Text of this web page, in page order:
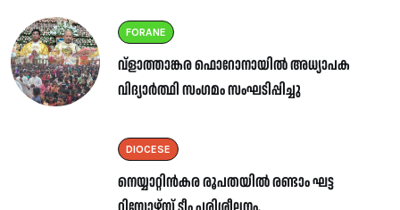
FORANE
വ്ളാത്താങ്കര ഫൊറോനായിൽ അധ്യാപക
വിദ്യാർത്ഥി സംഗമം സംഘടിപ്പിച്ചു
DIOCESE
നെയ്യാറ്റിൻകര രൂപതയിൽ രണ്ടാം ഘട്ട